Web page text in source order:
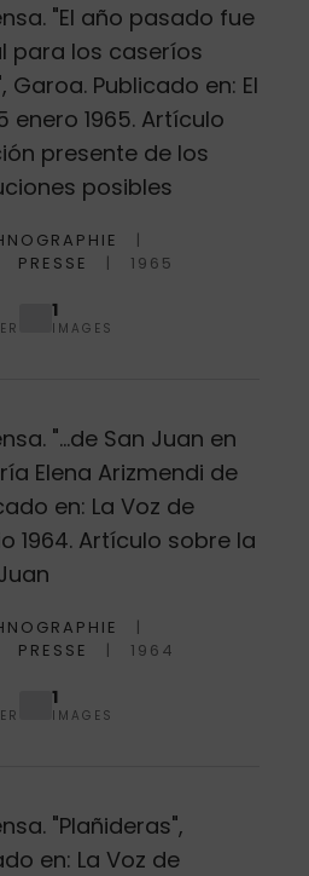
"El año pasado fue
para los caseríos
Garoa. Publicado en: El
enero 1965. Artículo
presente de los
posibles
PRESSE 1965
1
IMAGES
"…de San Juan en
Elena Arizmendi de
en: La Voz de
1964. Artículo sobre la
PRESSE 1964
1
IMAGES
"Plañideras",
en: La Voz de